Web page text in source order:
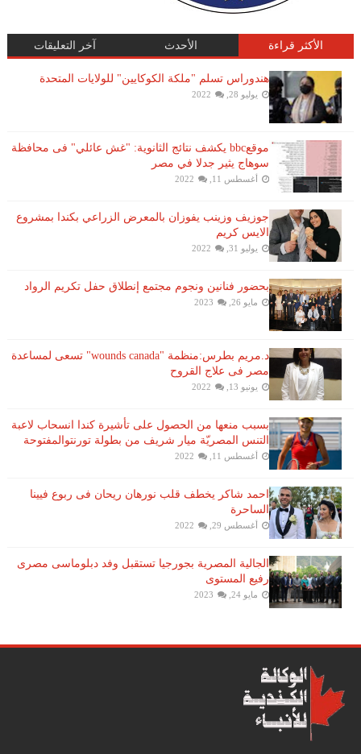
الأكثر قراءة الأحدث آخر التعليقات
هندوراس تسلم "ملكة الكوكايين" للولايات المتحدة
يوليو 28, 2022
موقعbbc يكشف نتائج الثانوية: "غش عائلي" فى محافظة
سوهاج يثير جدلا في مصر
أغسطس 11, 2022
جوزيف وزينب يفوزان بالمعرض الزراعي بكندا بمشروع
الايس كريم
يوليو 31, 2022
بحضور فنانين ونجوم مجتمع إنطلاق حفل تكريم الرواد
مايو 26, 2023
د.مريم بطرس:منظمة "wounds canada" تسعى لمساعدة
مصر فى علاج القروح
يونيو 13, 2022
بسبب منعها من الحصول على تأشيرة كندا انسحاب لاعبة ​
التنس​ المصريّة ​ميار شريف​ من بطولة ​تورنتو​المفتوحة
أغسطس 11, 2022
احمد شاكر يخطف قلب نورهان ريحان فى ربوع فيينا
الساحرة
أغسطس 29, 2022
الجالية المصرية بجورجيا تستقبل وفد دبلوماسى مصرى
رفيع المستوى
مايو 24, 2023